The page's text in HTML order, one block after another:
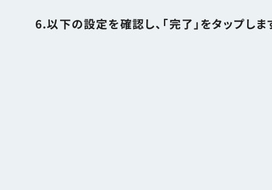
6.以下の設定を確認し、「完了」をタップしま